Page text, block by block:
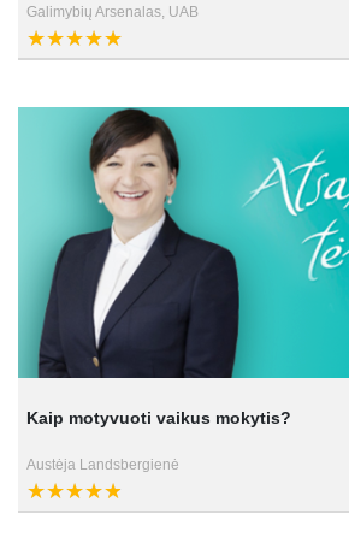
Galimybių Arsenalas, UAB
Kaip motyvuoti vaikus mokytis?
Austėja Landsbergienė